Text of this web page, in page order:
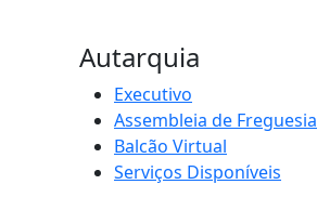
Autarquia
Executivo
Assembleia de Freguesia
Balcão Virtual
Serviços Disponíveis